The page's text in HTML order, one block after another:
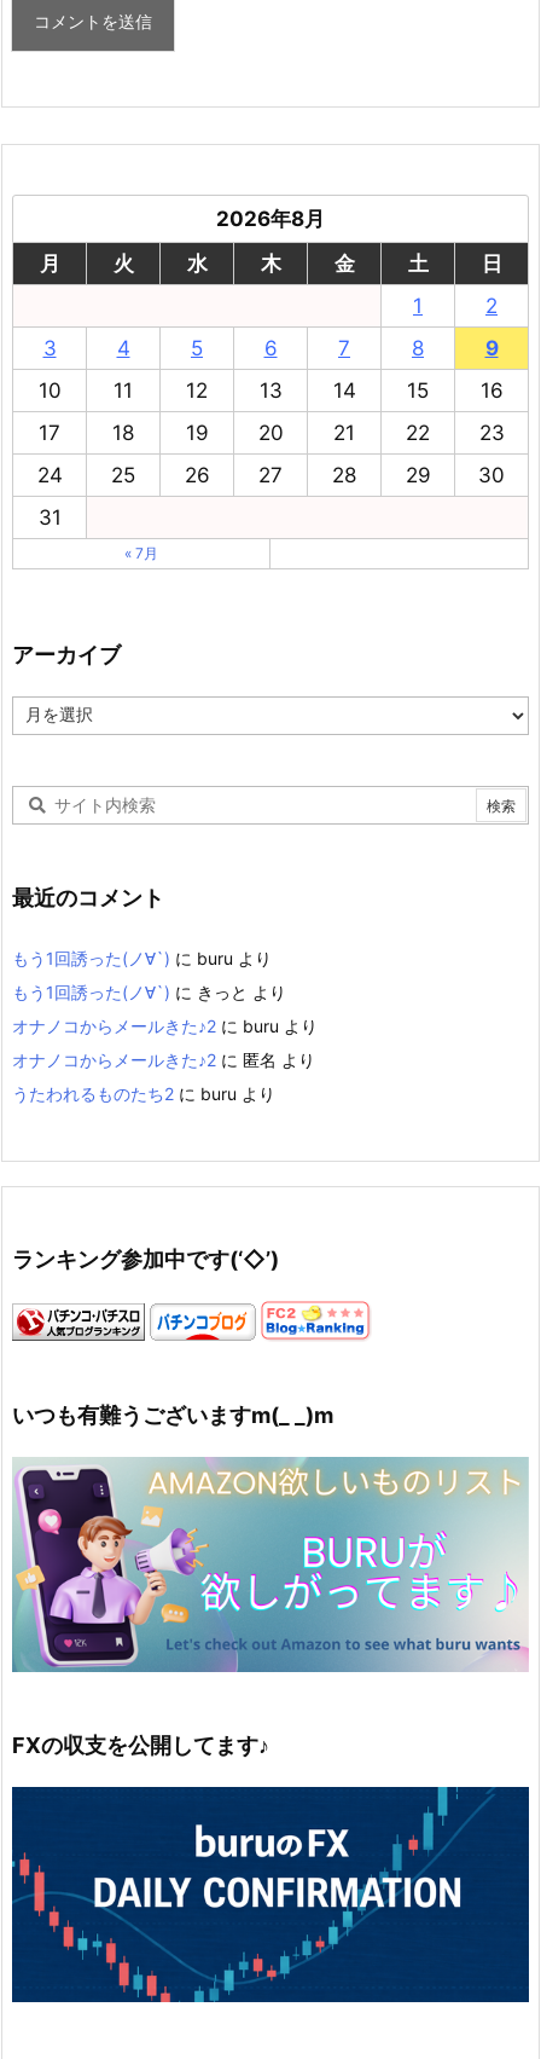
2026年8月
月
火 水 木 金 土
日
1
2
3
4 5 6 7 8
9
10
11 12 13 14 15
16
17
18 19 20 21 22
23
24
25 26 27 28 29
30
31
« 7月
アーカイブ
ー
最近のコメント
もう1回誘った(ノ∀`) に buru より
もう1回誘った(ノ∀`) に きっと より
オナノコからメールきた♪2 に buru より
オナノコからメールきた♪2 に 匿名 より
うたわれるものたち2 に buru より
ランキング参加中です(‘◇’)ゞ
いつも有難うございますm(_ _)m
FXの収支を公開してます♪